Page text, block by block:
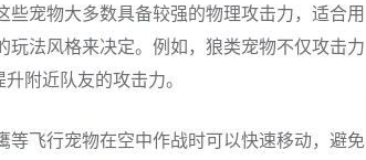
宠物大多数具备较强的物理攻击力，适合用
法风格来决定。例如，狼类宠物不仅攻击力
附近队友的攻击力。
飞行宠物在空中作战时可以快速移动，避免